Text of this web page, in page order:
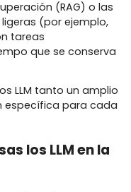
el modelo
como si se le
completo (que
empresas utilizan
la
(RAG) o
ligeras (por
con tareas
tiempo que se